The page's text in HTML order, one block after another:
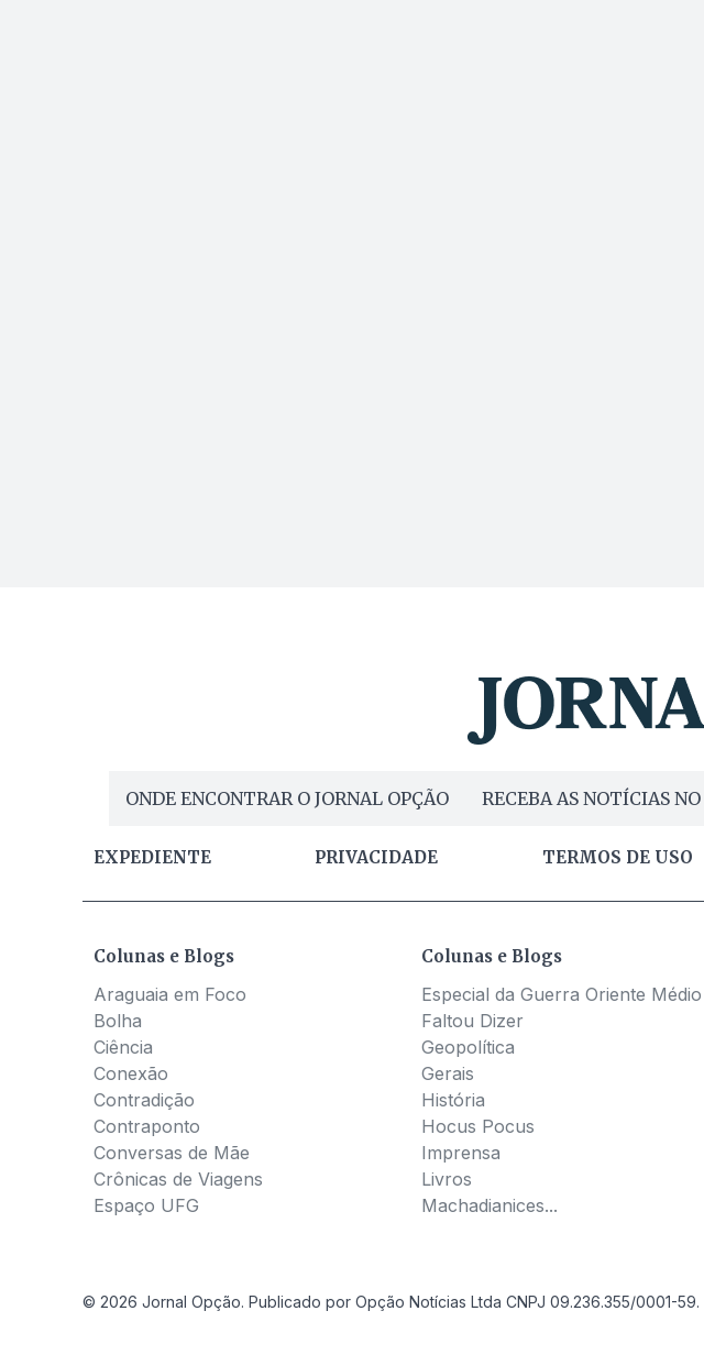
ONDE ENCONTRAR O JORNAL OPÇÃO RECEBA AS NOTÍCIAS
EXPEDIENTE PRIVACIDADE TERMOS DE USO
Colunas e Blogs
Araguaia em Foco
Bolha
Ciência
Conexão
Contradição
Contraponto
Conversas de Mãe
Crônicas de Viagens
Espaço UFG
Colunas e Blogs
Especial da Guerra Oriente Médio
Faltou Dizer
Geopolítica
Gerais
História
Hocus Pocus
Imprensa
Livros
Machadianices...
© 2026 Jornal Opção. Publicado por Opção Notícias Ltda CNPJ 09.236.355/0001-